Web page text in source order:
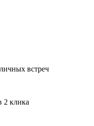
встреч
2 клика